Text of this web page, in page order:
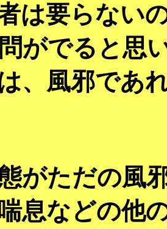
らないの
がでると思
、風邪であ
態がただの風
息などの他